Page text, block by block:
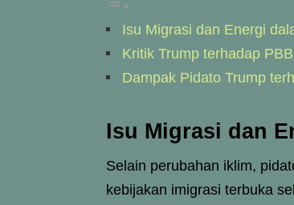
Isu Migrasi dan Energi
Kritik Trump terhadap
Dampak Pidato Trump
Isu Migrasi dan
Selain perubahan iklim,
kebijakan imigrasi terbuka